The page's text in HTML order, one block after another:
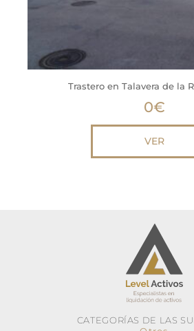
Trastero en Talavera de la
0€
VER
CATEGORÍAS DE LAS